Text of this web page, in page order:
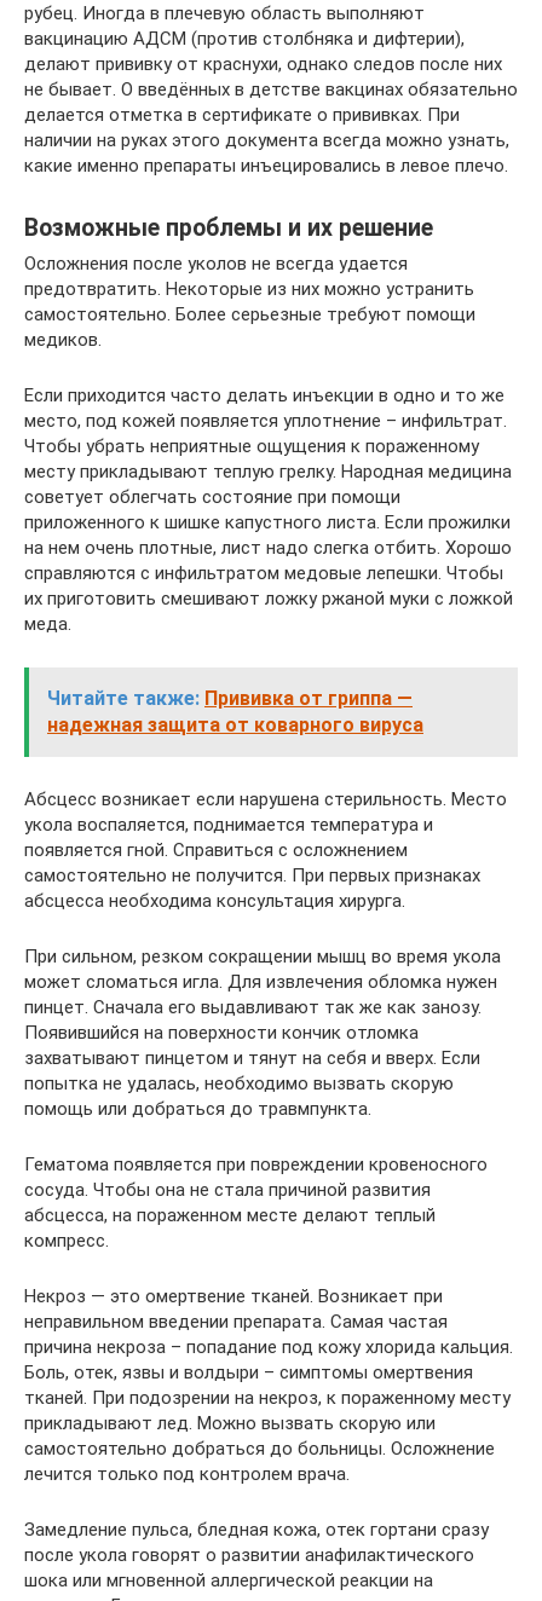
рубец. Иногда в плечевую область выполняют
вакцинацию АДСМ (против столбняка и дифтерии),
делают прививку от краснухи, однако следов после них
не бывает. О введённых в детстве вакцинах обязательно
делается отметка в сертификате о прививках. При
наличии на руках этого документа всегда можно узнать,
какие именно препараты инъецировались в левое плечо.
Возможные проблемы и их решение
Осложнения после уколов не всегда удается
предотвратить. Некоторые из них можно устранить
самостоятельно. Более серьезные требуют помощи
медиков.
Если приходится часто делать инъекции в одно и то же
место, под кожей появляется уплотнение – инфильтрат.
Чтобы убрать неприятные ощущения к пораженному
месту прикладывают теплую грелку. Народная медицина
советует облегчать состояние при помощи
приложенного к шишке капустного листа. Если прожилки
на нем очень плотные, лист надо слегка отбить. Хорошо
справляются с инфильтратом медовые лепешки. Чтобы
их приготовить смешивают ложку ржаной муки с ложкой
меда.
Читайте также: Прививка от гриппа —
надежная защита от коварного вируса
Абсцесс возникает если нарушена стерильность. Место
укола воспаляется, поднимается температура и
появляется гной. Справиться с осложнением
самостоятельно не получится. При первых признаках
абсцесса необходима консультация хирурга.
При сильном, резком сокращении мышц во время укола
может сломаться игла. Для извлечения обломка нужен
пинцет. Сначала его выдавливают так же как занозу.
Появившийся на поверхности кончик отломка
захватывают пинцетом и тянут на себя и вверх. Если
попытка не удалась, необходимо вызвать скорую
помощь или добраться до травмпункта.
Гематома появляется при повреждении кровеносного
сосуда. Чтобы она не стала причиной развития
абсцесса, на пораженном месте делают теплый
компресс.
Некроз — это омертвение тканей. Возникает при
неправильном введении препарата. Самая частая
причина некроза – попадание под кожу хлорида кальция.
Боль, отек, язвы и волдыри – симптомы омертвения
тканей. При подозрении на некроз, к пораженному месту
прикладывают лед. Можно вызвать скорую или
самостоятельно добраться до больницы. Осложнение
лечится только под контролем врача.
Замедление пульса, бледная кожа, отек гортани сразу
после укола говорят о развитии анафилактического
шока или мгновенной аллергической реакции на